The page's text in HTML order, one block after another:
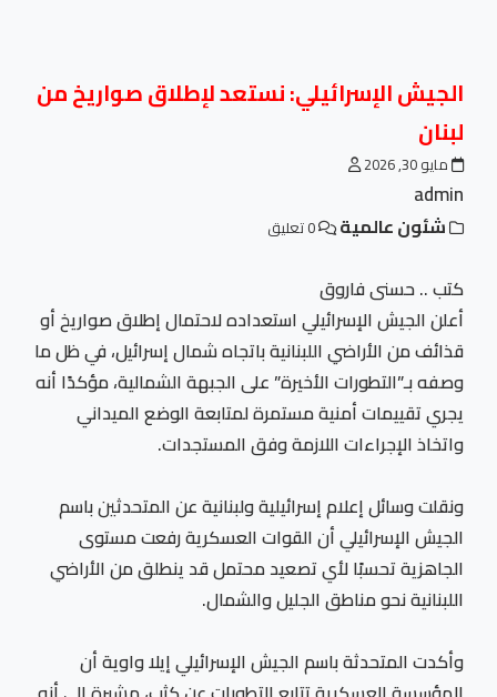
الجيش الإسرائيلي: نستعد لإطلاق صواريخ من
لبنان
مايو 30, 2026
admin
شئون عالمية
كتب .. حسنى فاروق
أعلن الجيش الإسرائيلي استعداده لاحتمال إطلاق صواريخ أو
قذائف من الأراضي اللبنانية باتجاه شمال إسرائيل، في ظل ما
وصفه بـ”التطورات الأخيرة” على الجبهة الشمالية، مؤكدًا أنه
يجري تقييمات أمنية مستمرة لمتابعة الوضع الميداني
واتخاذ الإجراءات اللازمة وفق المستجدات.
ونقلت وسائل إعلام إسرائيلية ولبنانية عن المتحدثين باسم
الجيش الإسرائيلي أن القوات العسكرية رفعت مستوى
الجاهزية تحسبًا لأي تصعيد محتمل قد ينطلق من الأراضي
اللبنانية نحو مناطق الجليل والشمال.
وأكدت المتحدثة باسم الجيش الإسرائيلي إيلا واوية أن